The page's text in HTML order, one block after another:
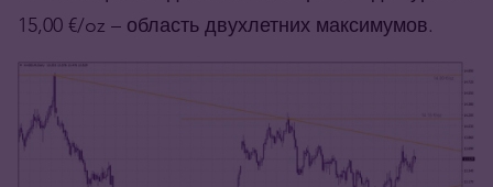
15,00 €/oz – область двухлетних максимумов.